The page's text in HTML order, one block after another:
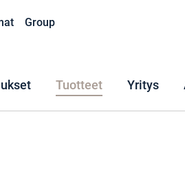
Group
Tuotteet Yritys